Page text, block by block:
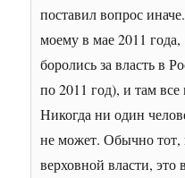
поставил вопрос
моему в мае 2011
боролись за власть в
по 2011 год), и там
Никогда ни один
не может. Обычно тот,
верховной власти,